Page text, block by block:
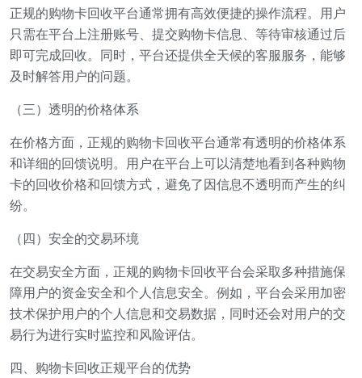
正规的购物卡回收平台通常拥有高效便捷的操作流程。用户
只需在平台上注册账号、提交购物卡信息、等待审核通过后
即可完成回收。同时，平台还提供全天候的客服服务，能够
及时解答用户的问题。
（三）透明的价格体系
在价格方面，正规的购物卡回收平台通常有透明的价格体系
和详细的回馈说明。用户在平台上可以清楚地看到各种购物
卡的回收价格和回馈方式，避免了因信息不透明而产生的纠
纷。
（四）安全的交易环境
在交易安全方面，正规的购物卡回收平台会采取多种措施保
障用户的资金安全和个人信息安全。例如，平台会采用加密
技术保护用户的个人信息和交易数据，同时还会对用户的交
易行为进行实时监控和风险评估。
四、购物卡回收正规平台的优势